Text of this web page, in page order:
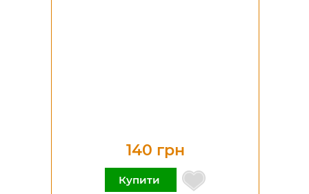
140 грн
Купити